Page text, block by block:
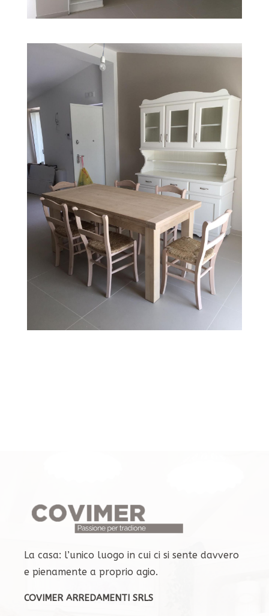
La casa: l’unico luogo in cui ci si sente davvero
e pienamente a proprio agio.
COVIMER ARREDAMENTI SRLS